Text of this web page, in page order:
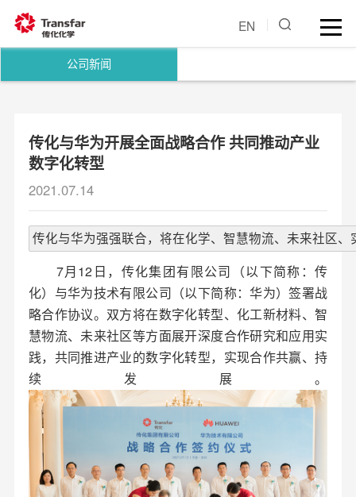
EN
公司新闻
传化与华为开展全面战略合作 共同推动产业
数字化转型
2021.07.14
传化与华为强强联合，将在化学、智慧物流、未来社区
7月12日，传化集团有限公司（以下简称：传
化）与华为技术有限公司（以下简称：华为）签署战
略合作协议。双方将在数字化转型、化工新材料、智
慧物流、未来社区等方面展开深度合作研究和应用实
践，共同推进产业的数字化转型，实现合作共赢、持
续发展。